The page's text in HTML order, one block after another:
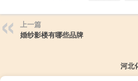
上一篇
婚纱影楼有哪些品牌
河北